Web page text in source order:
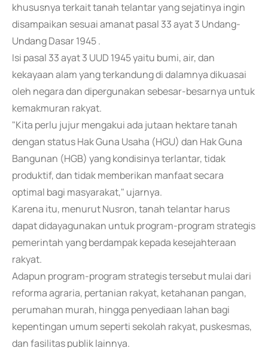
khususnya terkait tanah telantar yang sejatinya ingin
disampaikan sesuai amanat pasal 33 ayat 3 Undang-
Undang Dasar 1945 .
Isi pasal 33 ayat 3 UUD 1945 yaitu bumi, air, dan
kekayaan alam yang terkandung di dalamnya dikuasai
oleh negara dan dipergunakan sebesar-besarnya untuk
kemakmuran rakyat.
"Kita perlu jujur mengakui ada jutaan hektare tanah
dengan status Hak Guna Usaha (HGU) dan Hak Guna
Bangunan (HGB) yang kondisinya terlantar, tidak
produktif, dan tidak memberikan manfaat secara
optimal bagi masyarakat," ujarnya.
Karena itu, menurut Nusron, tanah telantar harus
dapat didayagunakan untuk program-program strategis
pemerintah yang berdampak kepada kesejahteraan
rakyat.
Adapun program-program strategis tersebut mulai dari
reforma agraria, pertanian rakyat, ketahanan pangan,
perumahan murah, hingga penyediaan lahan bagi
kepentingan umum seperti sekolah rakyat, puskesmas,
dan fasilitas publik lainnya.